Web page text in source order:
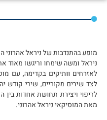
מופע בהתנדבות של ניראל אהרוני
ניראל ומשה שימחו וריגשו מאוד
לאזרחים וותיקים בקדימה, עם
לצד שירים מקוריים, שירי קודש
לריפוי ויצירת תחושת אחדות בין
מאת המוסיקאי ניראל אהרוני.